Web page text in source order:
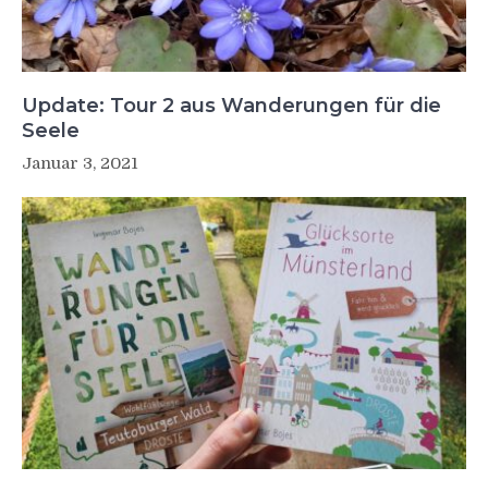
Update: Tour 2 aus Wanderungen für die
Seele
Januar 3, 2021